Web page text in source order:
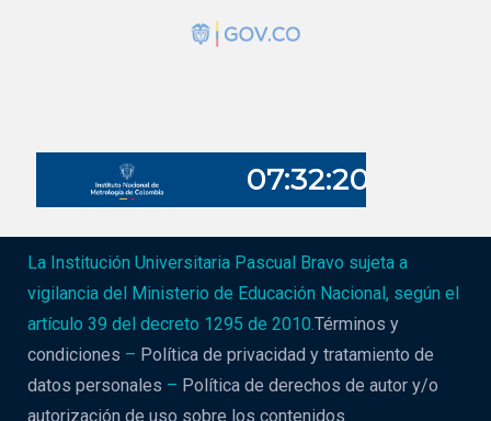
La Institución Universitaria Pascual Bravo sujeta a
vigilancia del Ministerio de Educación Nacional, según el
artículo 39 del decreto 1295 de 2010.Términos y
condiciones – Política de privacidad y tratamiento de
datos personales – Política de derechos de autor y/o
autorización de uso sobre los contenidos